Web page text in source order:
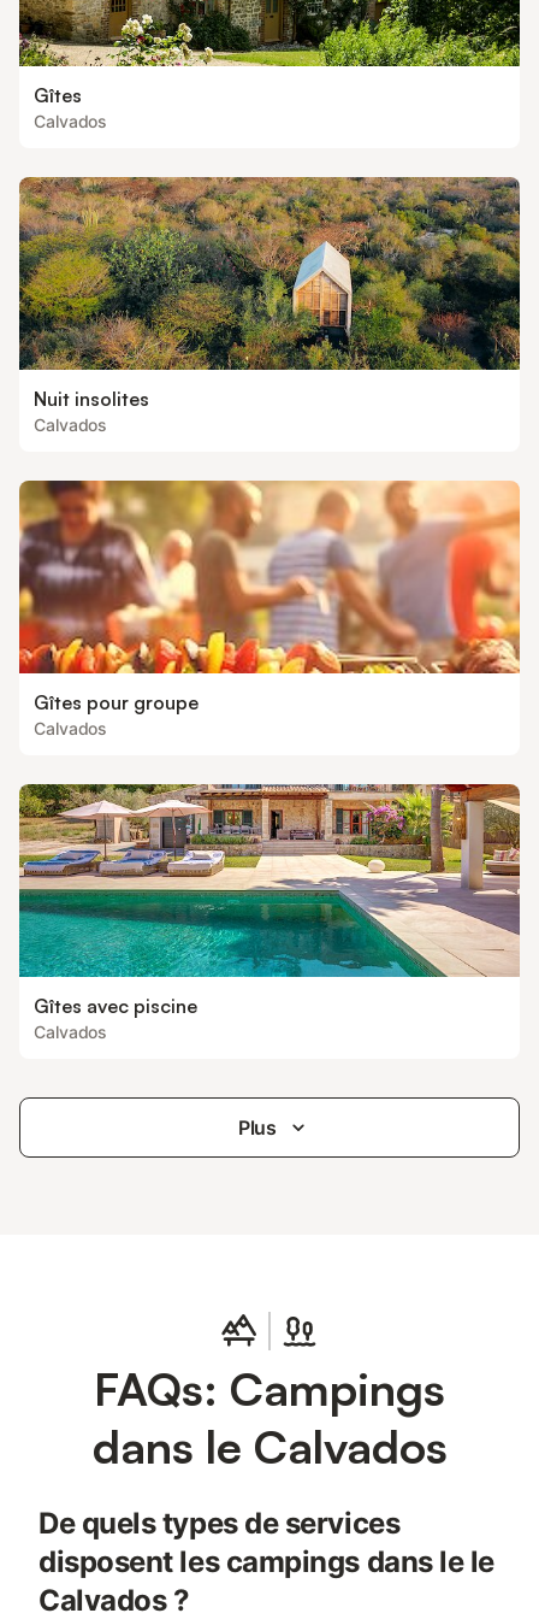
Gîtes
Calvados
Nuit insolites
Calvados
Gîtes pour groupe
Calvados
Gîtes avec piscine
Calvados
Plus
FAQs: Campings
dans le Calvados
De quels types de services
disposent les campings dans le le
Calvados ?